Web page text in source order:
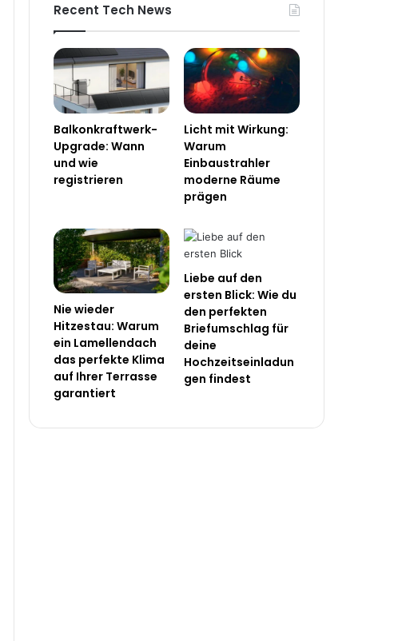
Recent Tech News
Balkonkraftwerk-
Upgrade: Wann
und wie
registrieren
Licht mit Wirkung:
Warum
Einbaustrahler
moderne Räume
prägen
Nie wieder
Hitzestau: Warum
ein Lamellendach
das perfekte Klima
auf Ihrer Terrasse
garantiert
Liebe auf den
ersten Blick: Wie du
den perfekten
Briefumschlag für
deine
Hochzeitseinladun
gen findest